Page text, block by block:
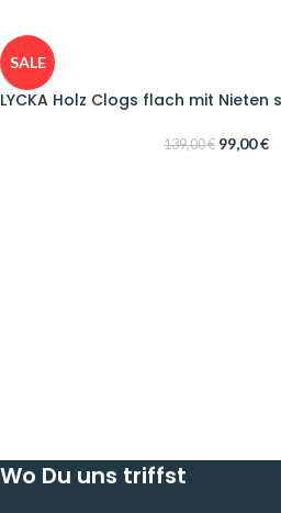
SALE
LYCKA Holz Clogs flach mit Nieten
139,00€ 99,00€
Wo Du uns triffst